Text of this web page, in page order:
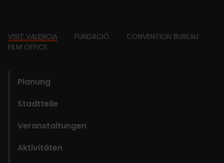
Footer
VISIT VALENCIA FUNDACIÓ
CONVENTION BUREAU
FILM OFFICE
Planung
Stadtteile
Veranstaltungen
Aktivitäten